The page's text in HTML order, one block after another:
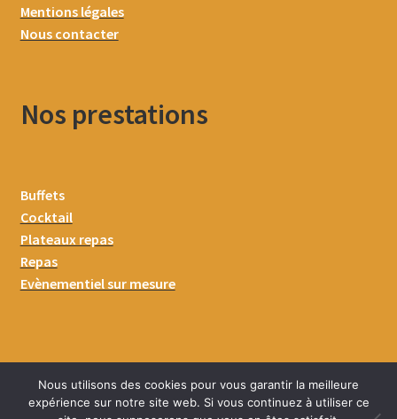
Mentions légales
Nous contacter
Nos prestations
Buffets
Cocktail
Plateaux repas
Repas
Evènementiel sur mesure
Nous utilisons des cookies pour vous garantir la meilleure
expérience sur notre site web. Si vous continuez à utiliser ce